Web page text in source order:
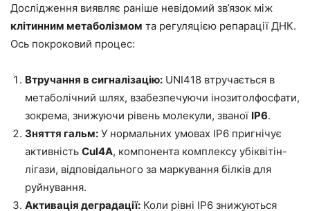
Дослідження виявляє раніше невідомий зв’язок між
клітинним метаболізмом та регуляцією репарації ДНК.
Ось покроковий процес:
Втручання в сигналізацію: UNI418 втручається в
метаболічний шлях, взабезпечуючи інозитолфосфати,
зокрема, знижуючи рівень молекули, званої IP6.
Зняття гальм: У нормальних умовах IP6 пригнічує
активність Cul4A, компонента комплексу убіквітін-
лігази, відповідального за маркування білків для
руйнування.
Активація деградації: Коли рівні IP6 знижуються